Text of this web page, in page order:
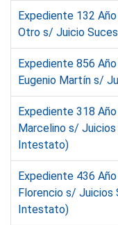
Expediente 132
Otro s/ Juicio
Expediente 856
Eugenio Martín s/
Expediente 318
Marcelino s/
Intestato)
Expediente 436
Florencio s/ Juicios
Intestato)